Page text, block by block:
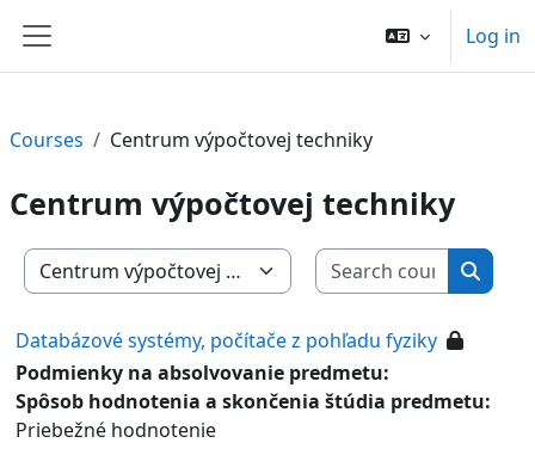
Side panel
Log in
Courses Centrum výpočtovej techniky
Centrum výpočtovej techniky
Course categories
Search
Databázové systémy, počítače z pohľadu fyziky
Podmienky na absolvovanie predmetu:
Spôsob hodnotenia a skončenia štúdia predmetu:
Priebežné hodnotenie